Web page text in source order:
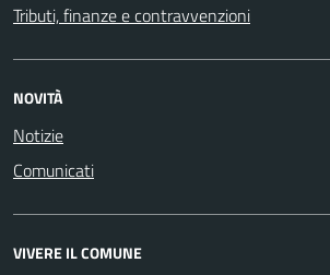
Tributi, finanze e contravvenzioni
NOVITÀ
Notizie
Comunicati
VIVERE IL COMUNE